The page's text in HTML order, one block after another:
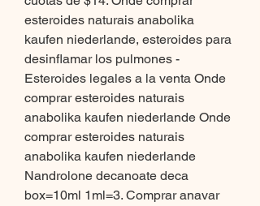
esteroides naturais anabolika
kaufen niederlande, esteroides para
desinflamar los pulmones -
Esteroides legales a la venta Onde
comprar esteroides naturais
anabolika kaufen niederlande Onde
comprar esteroides naturais
anabolika kaufen niederlande
Nandrolone decanoate deca
box=10ml 1ml=3. Comprar anavar